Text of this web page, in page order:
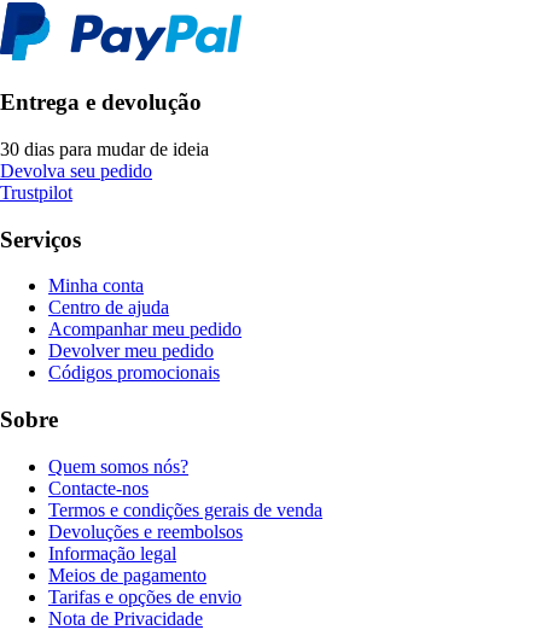
Entrega e devolução
30 dias para mudar de ideia
Devolva seu pedido
Trustpilot
Serviços
Minha conta
Centro de ajuda
Acompanhar meu pedido
Devolver meu pedido
Códigos promocionais
Sobre
Quem somos nós?
Contacte-nos
Termos e condições gerais de venda
Devoluções e reembolsos
Informação legal
Meios de pagamento
Tarifas e opções de envio
Nota de Privacidade